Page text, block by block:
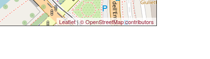
Leaflet|© OpenStreetMap contributors